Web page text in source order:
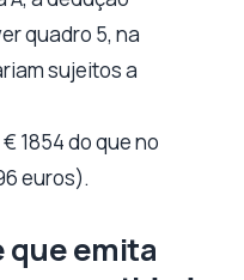
quadro 5, na
sujeitos a
1854 do que no
euros).
que emita